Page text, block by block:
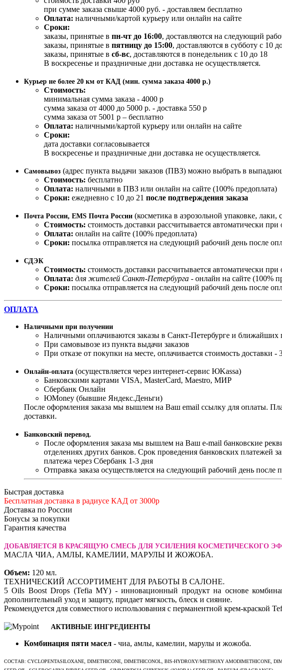
при сумме заказа свыше 4000 руб. - доставляем бесплатно
Оплата: наличными/картой курьеру или онлайн на сайте
Сроки:
заказы, принятые в пн-чт до 16:00, доставляются на следующий
заказы, принятые в пятницу до 15:00, доставляются в субботу с 10
заказы, принятые в сб-вс, доставляются в понедельник с 10 до 18
В воскресенье и праздничные дни доставка не осуществляется.
Курьер не более 20 км от КАД (мин. сумма заказа 4000 р.)
Стоимость:
минимальная сумма заказа - 4000 р
сумма заказа от 4000 до 5000 р. - доставка 550 р
сумма заказа от 5001 р – бесплатно
Оплата: наличными/картой курьеру или онлайн на сайте
Сроки:
дата доставки согласовывается
В воскресенье и праздничные дни доставка не осуществляется.
Самовывоз (адрес пункта выдачи заказов (ПВЗ) можно выбрать в
Стоимость: бесплатно
Оплата: наличными в ПВЗ или онлайн на сайте (100% предоплата)
Сроки: ежедневно с 10 до 21 после подтверждения заказа
Почта России, EMS Почта России (косметика в аэрозольной упаковке,
Стоимость: стоимость доставки рассчитывается автоматически при
Оплата: онлайн на сайте (100% предоплата)
Сроки: посылка отправляется на следующий рабочий день после
СДЭК
Стоимость: стоимость доставки рассчитывается автоматически при
Оплата: для жителей Санкт-Петербурга - онлайн на сайте (100%
Сроки: посылка отправляется на следующий рабочий день после
ОПЛАТА
Наличными при получении
Наличными оплачиваются заказы в Санкт-Петербурге и
При самовывозе из пункта выдачи заказов
При отказе от покупки на месте, оплачивается стоимость доставки -
Онлайн-оплата (осуществляется через интернет-сервис ЮKassa)
Банковскими картами VISA, MasterСard, Maestro, МИР
Сбербанк Онлайн
ЮMoney (бывшие Яндекс.Деньги)
После оформления заказа мы вышлем на Ваш email ссылку для оплаты.
доставки.
Банковский перевод.
После оформления заказа мы вышлем на Ваш e-mail банковские
отделениях других банков. Срок проведения банковских платежей
платежа через Сбербанк 1-3 дня
Отправка заказа осуществляется на следующий рабочий день после
Быстрая доставка
Бесплатная доставка в радиусе КАД от 3000р
Доставка по России
Бонусы за покупки
Гарантия качества
ДОБАВЛЯЕТСЯ В КРАСЯЩУЮ СМЕСЬ ДЛЯ УСИЛЕНИЯ КОСМЕТИЧЕСКОГО
МАСЛА ЧИА, АМЛЫ, КАМЕЛИИ, МАРУЛЫ И ЖОЖОБА.
Объем: 120 мл.
ТЕХНИЧЕСКИЙ АССОРТИМЕНТ ДЛЯ РАБОТЫ В САЛОНЕ.
5 Oils Boost Drops (Tefia MY) - инновационный продукт на основе
дополнительный уход и защиту, придает мягкость, блеск и сияние.
Рекомендуется для совместного использования с перманентной крем-краской
АКТИВНЫЕ ИНГРЕДИЕНТЫ
Комбинация пяти масел - чиа, амлы, камелии, марулы и жожоба.
СОСТАВ: CYCLOPENTASILOXANE, DIMETHICONE, DIMETHICONOL, BIS-HYDROXY/METHOXY AMODIMETHICONE,